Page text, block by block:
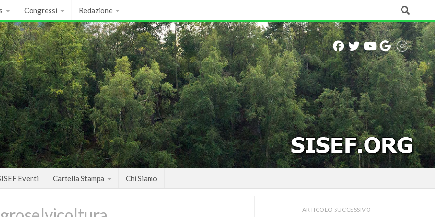
Congressi Redazione
Eventi Cartella Stampa Chi Siamo
ARTICOLO SUCCESSIVO